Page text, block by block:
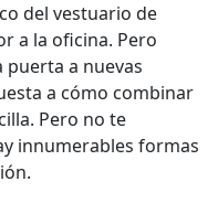
del vestuario de
a la oficina. Pero
a nuevas
a cómo combinar
Pero no te
innumerables formas